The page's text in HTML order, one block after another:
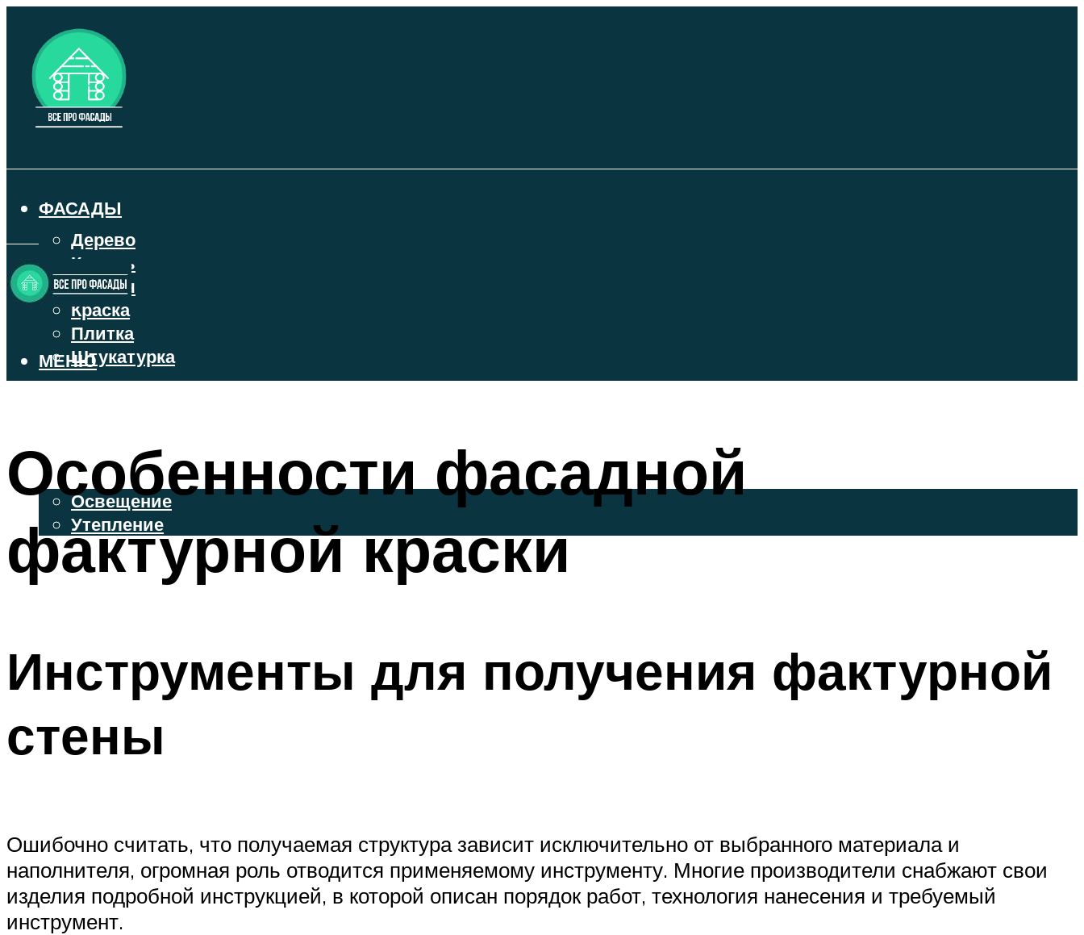
ФАСАДЫ
Дерево
Камень
Кирпич
Краска
Плитка
Штукатурка
ВЕНТИЛИРУЕМЫЕ ФАСАДЫ
ОСВЕЩЕНИЕ И УТЕПЛЕНИЕ
Освещение
Утепление
ДЕКОР
МЕНЮ
Особенности фасадной
фактурной краски
Инструменты для получения фактурной
стены
Ошибочно считать, что получаемая структура зависит исключительно от выбранного материала и
наполнителя, огромная роль отводится применяемому инструменту. Многие производители снабжают свои
изделия подробной инструкцией, в которой описан порядок работ, технология нанесения и требуемый
инструмент.